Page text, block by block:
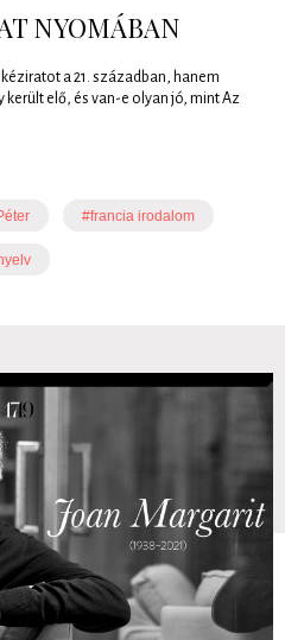
NYOMÁBAN
a 21. században, hanem
elő, és van-e olyan jó, mint Az
#francia irodalom